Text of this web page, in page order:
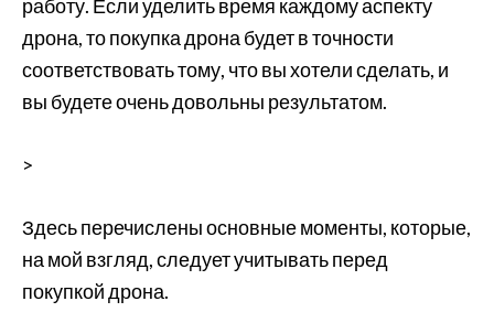
работу. Если уделить время каждому аспекту
дрона, то покупка дрона будет в точности
соответствовать тому, что вы хотели сделать, и
вы будете очень довольны результатом.
>
Здесь перечислены основные моменты, которые,
на мой взгляд, следует учитывать перед
покупкой дрона.